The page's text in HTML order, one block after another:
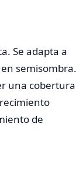
Se adapta a
semisombra.
una cobertura
de